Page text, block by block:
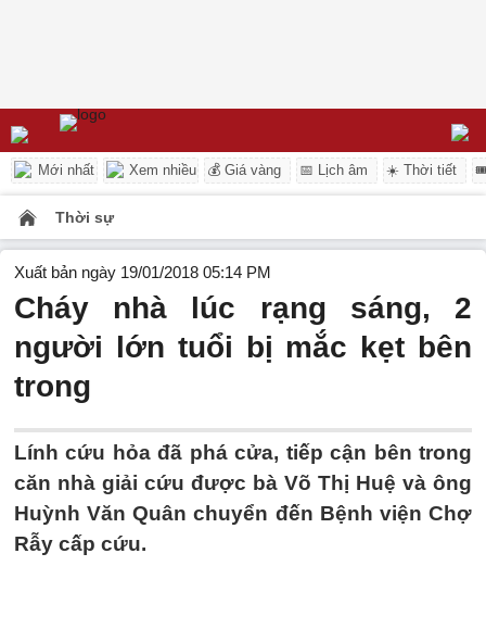
Mới nhất Xem nhiều 💰 Giá vàng 📅 Lịch âm ☀️ Thời tiết
Thời sự
Xuất bản ngày 19/01/2018 05:14 PM
Cháy nhà lúc rạng sáng, 2
người lớn tuổi bị mắc kẹt bên
trong
Lính cứu hỏa đã phá cửa, tiếp cận bên trong
căn nhà giải cứu được bà Võ Thị Huệ và ông
Huỳnh Văn Quân chuyển đến Bệnh viện Chợ
Rẫy cấp cứu.